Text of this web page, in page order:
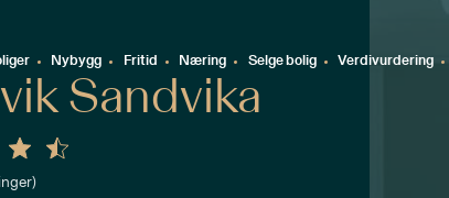
Nybygg Fritid Næring Selge bolig Verdivurdering
Sandvika